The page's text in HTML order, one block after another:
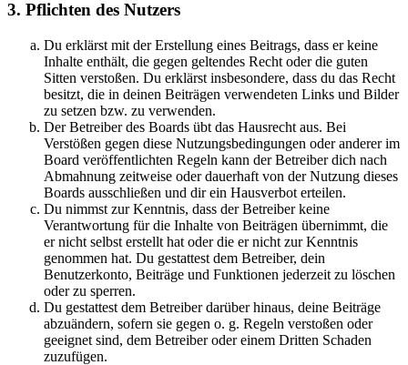
3. Pflichten des Nutzers
Du erklärst mit der Erstellung eines Beitrags, dass er keine
Inhalte enthält, die gegen geltendes Recht oder die guten
Sitten verstoßen. Du erklärst insbesondere, dass du das Recht
besitzt, die in deinen Beiträgen verwendeten Links und Bilder
zu setzen bzw. zu verwenden.
Der Betreiber des Boards übt das Hausrecht aus. Bei
Verstößen gegen diese Nutzungsbedingungen oder anderer im
Board veröffentlichten Regeln kann der Betreiber dich nach
Abmahnung zeitweise oder dauerhaft von der Nutzung dieses
Boards ausschließen und dir ein Hausverbot erteilen.
Du nimmst zur Kenntnis, dass der Betreiber keine
Verantwortung für die Inhalte von Beiträgen übernimmt, die
er nicht selbst erstellt hat oder die er nicht zur Kenntnis
genommen hat. Du gestattest dem Betreiber, dein
Benutzerkonto, Beiträge und Funktionen jederzeit zu löschen
oder zu sperren.
Du gestattest dem Betreiber darüber hinaus, deine Beiträge
abzuändern, sofern sie gegen o. g. Regeln verstoßen oder
geeignet sind, dem Betreiber oder einem Dritten Schaden
zuzufügen.